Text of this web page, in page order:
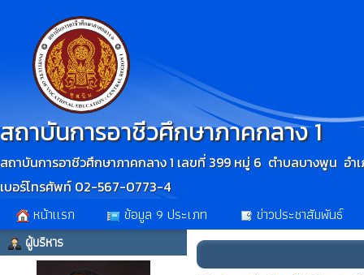
สถาบันการอาชีวศึกษาภาคกลาง 1
สถาบันการอาชีวศึกษาภาคกลาง 1 เลขที่ 399 หมู่ 6 ตำบลบางพูน อ
เบอร์โทรศัพท์ 02-567-0773-4
หน้าเเรก ข้อมูล 9 ประเภท ข่าวประชาสัมพันธ์
ผู้บริหาร